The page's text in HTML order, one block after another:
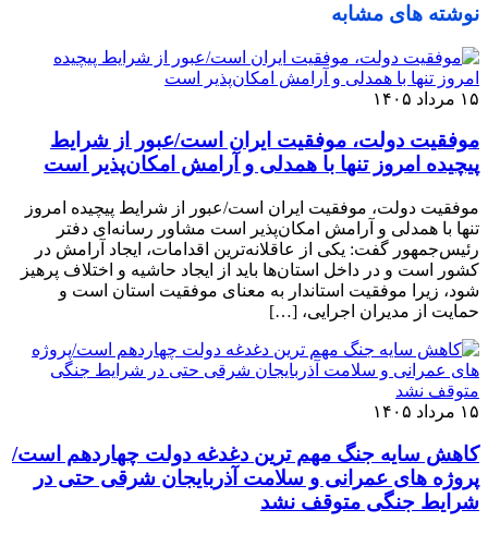
نوشته های مشابه
۱۵ مرداد ۱۴۰۵
موفقیت دولت، موفقیت ایران است/عبور از شرایط
پیچیده امروز تنها با همدلی و آرامش امکان‌پذیر است
موفقیت دولت، موفقیت ایران است/عبور از شرایط پیچیده امروز
تنها با همدلی و آرامش امکان‌پذیر است مشاور رسانه‌ای دفتر
رئیس‌جمهور گفت: یکی از عاقلانه‌ترین اقدامات، ایجاد آرامش در
کشور است و در داخل استان‌ها باید از ایجاد حاشیه و اختلاف پرهیز
شود، زیرا موفقیت استاندار به معنای موفقیت استان است و
حمایت از مدیران اجرایی، […]
۱۵ مرداد ۱۴۰۵
کاهش سایه جنگ مهم ‌ترین دغدغه دولت چهاردهم است/
پروژه ‌های عمرانی و سلامت آذربایجان شرقی حتی در
شرایط جنگی متوقف نشد